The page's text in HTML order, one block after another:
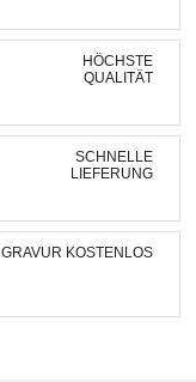
HÖCHSTE
QUALITÄT
SCHNELLE
LIEFERUNG
GRAVUR KOSTENLOS